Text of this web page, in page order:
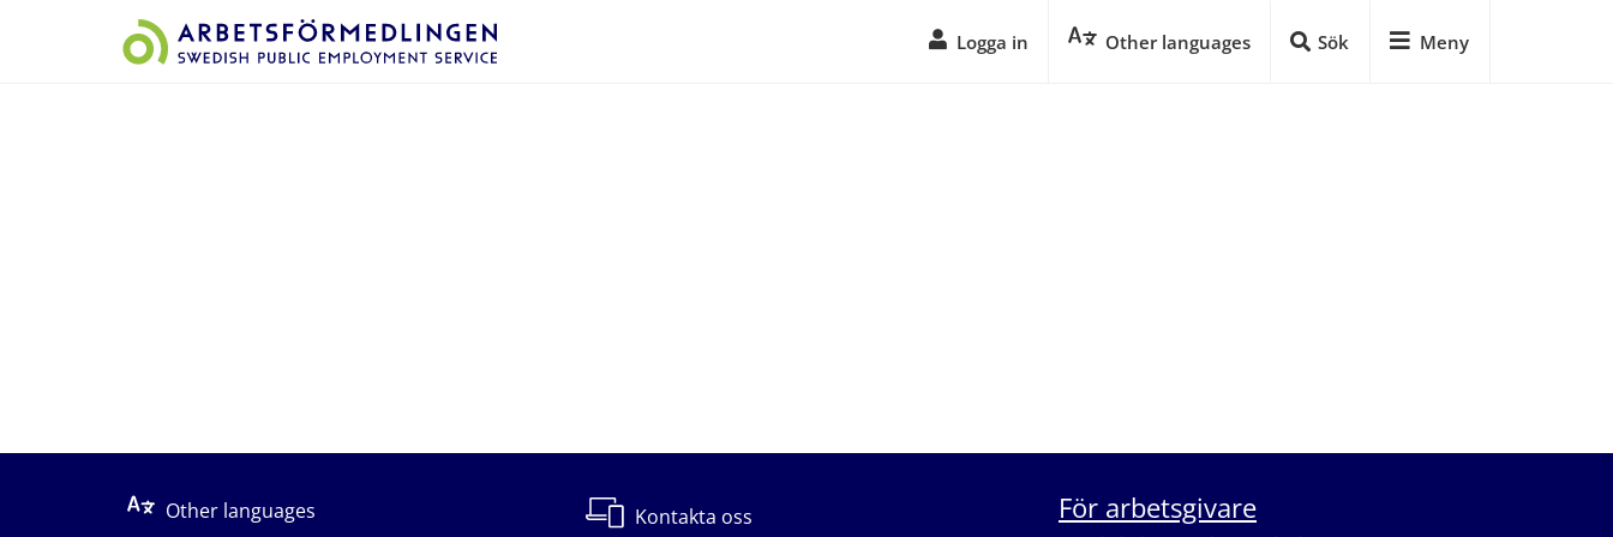
Logga in Other languages Sök Meny
Other languages
Kontakta oss För arbetsgivare